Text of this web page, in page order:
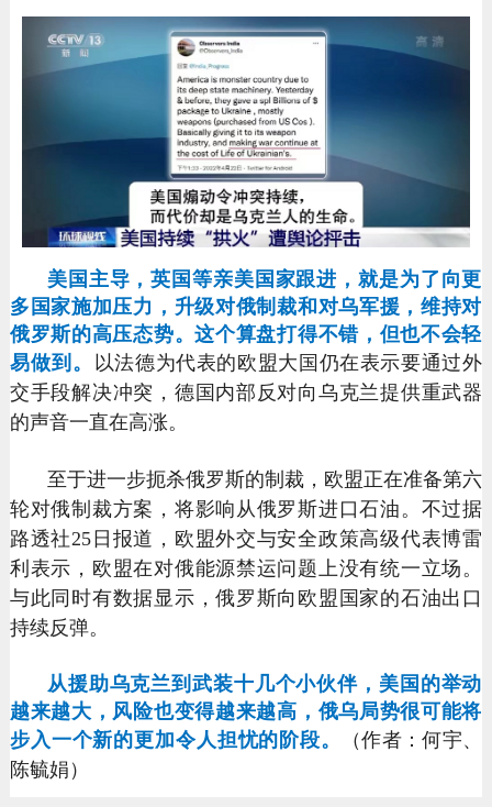
美国主导，英国等亲美国家跟进，就是为了向更
多国家施加压力，升级对俄制裁和对乌军援，维持对
俄罗斯的高压态势。这个算盘打得不错，但也不会轻
易做到。
以法德为代表的欧盟大国仍在表示要通过外
交手段解决冲突，德国内部反对向乌克兰提供重武器
的声音一直在高涨。
至于进一步扼杀俄罗斯的制裁，欧盟正在准备第六
轮对俄制裁方案，将影响从俄罗斯进口石油。不过据
路透社25日报道，欧盟外交与安全政策高级代表博雷
利表示，欧盟在对俄能源禁运问题上没有统一立场。
与此同时有数据显示，俄罗斯向欧盟国家的石油出口
持续反弹。
从援助乌克兰到武装十几个小伙伴，美国的举动
越来越大，风险也变得越来越高，俄乌局势很可能将
步入一个新的更加令人担忧的阶段。
（作者：何宇、
陈毓娟）